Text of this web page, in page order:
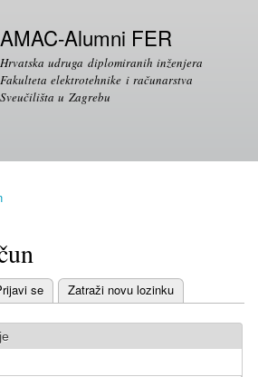
na
glavni
sadržaj
AMAC-Alumni FER
Hrvatska udruga diplomiranih inženjera
Fakulteta elektrotehnike i računarstva
Sveučilišta u Zagrebu
se Zatraži novu lozinku